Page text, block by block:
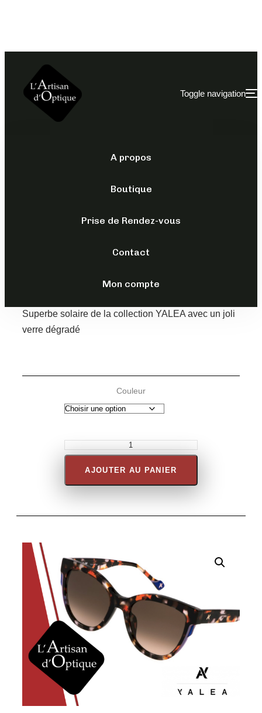
Toggle navigation
A propos
Boutique
Prise de Rendez-vous
Contact
Mon compte
– SYA121
Superbe solaire de la collection YALEA avec un joli
verre dégradé
Couleur
AJOUTER AU PANIER